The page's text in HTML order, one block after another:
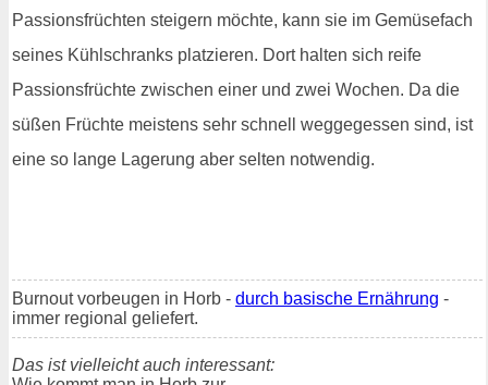
Passionsfrüchten steigern möchte, kann sie im Gemüsefach
seines Kühlschranks platzieren. Dort halten sich reife
Passionsfrüchte zwischen einer und zwei Wochen. Da die
süßen Früchte meistens sehr schnell weggegessen sind, ist
eine so lange Lagerung aber selten notwendig.
Burnout vorbeugen in Horb - durch basische Ernährung -
immer regional geliefert.
Das ist vielleicht auch interessant: